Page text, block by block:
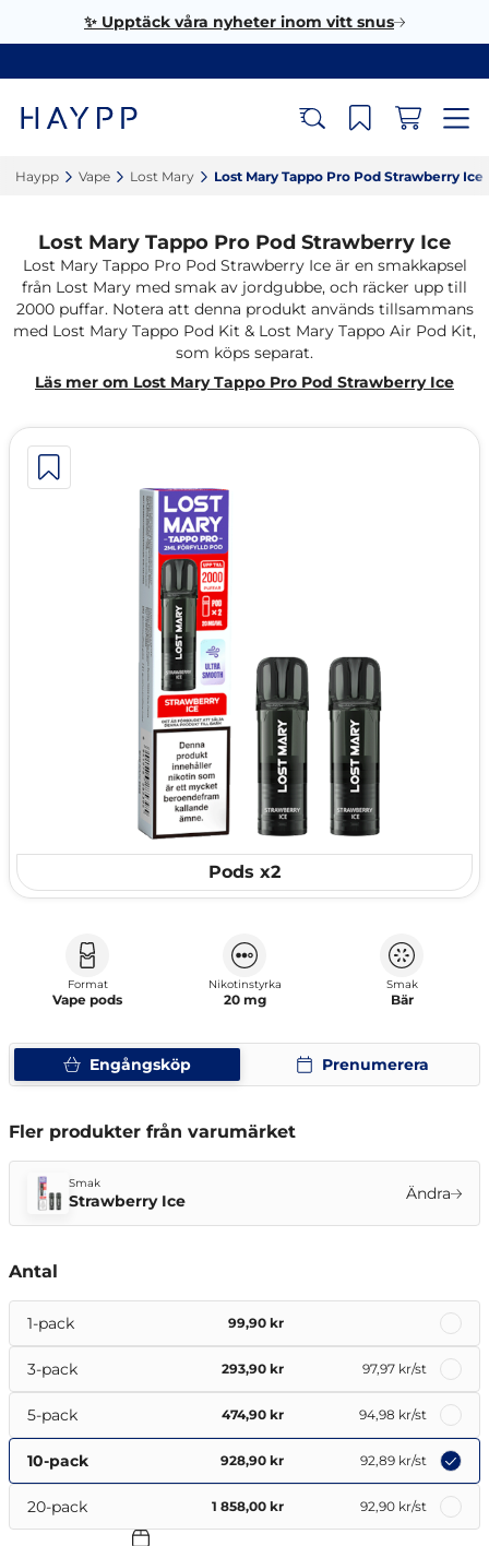
✨ Upptäck våra nyheter inom vitt snus
Haypp‎ Vape‎ Lost Mary‎ Lost Mary Tappo Pro Pod Strawberry Ice‎
Pods x2
Lost Mary Tappo Pro Pod Strawberry Ice
Lost Mary Tappo Pro Pod Strawberry Ice är en smakkapsel
från Lost Mary med smak av jordgubbe, och räcker upp till
2000 puffar. Notera att denna produkt används tillsammans
med Lost Mary Tappo Pod Kit & Lost Mary Tappo Air Pod Kit,
som köps separat.
Läs mer om Lost Mary Tappo Pro Pod Strawberry Ice
Engångsköp Prenumerera
Format
Vape pods
Nikotinstyrka
20 mg
Smak
Bär
Fler produkter från varumärket
Smak
Strawberry Ice Ändra
Antal
1-pack 99,90 kr
3-pack 293,90 kr 97,97 kr/st
5-pack 474,90 kr 94,98 kr/st
10-pack 928,90 kr 92,89 kr/st
20-pack 1 858,00 kr 92,90 kr/st